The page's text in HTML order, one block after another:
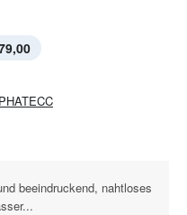
beeindruckend, nahtloses